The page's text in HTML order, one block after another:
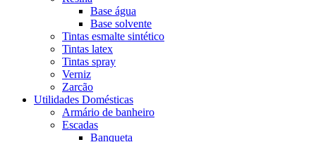
Base água
Base solvente
Tintas esmalte sintético
Tintas latex
Tintas spray
Verniz
Zarcão
Utilidades Domésticas
Armário de banheiro
Escadas
Banqueta